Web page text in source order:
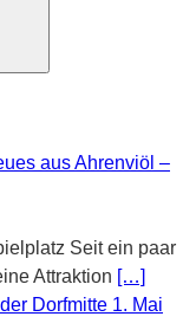
aus Ahrenviöl –
Seit ein paar
Attraktion […]